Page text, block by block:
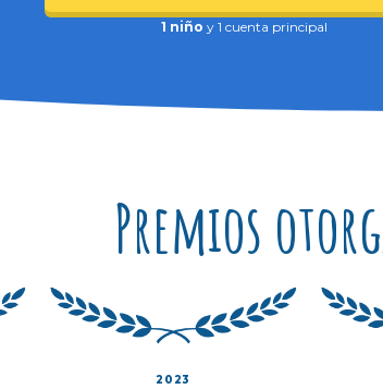
1 niño y 1 cuenta principal
Premios
2023